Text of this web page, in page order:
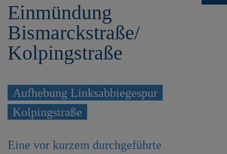
g
n
Einmündung
Bismarckstraße/
Kolpingstraße
Aufhebung Linksabbiegespur
Kolpingstraße
Eine vor kurzem durchgeführte